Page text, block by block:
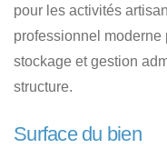
pour les activités
professionnel moderne
stockage et gestion
structure.
Surface du bien